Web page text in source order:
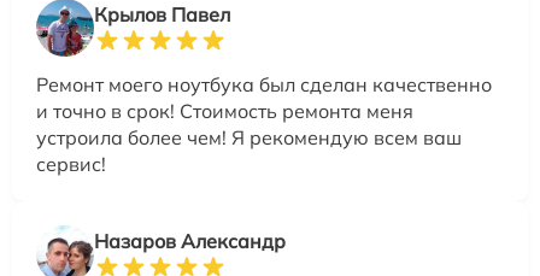
Крылов Павел
Ремонт моего ноутбука был сделан качественно
и точно в срок! Стоимость ремонта меня
устроила более чем! Я рекомендую всем ваш
сервис!
Назаров Александр